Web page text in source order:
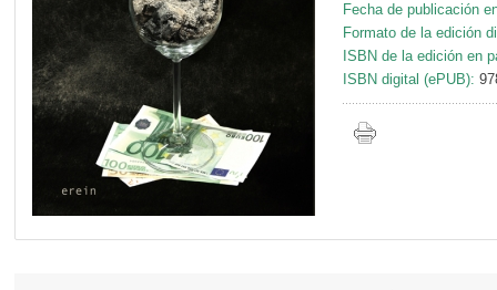
Fecha de publicación
Formato de la edición
ISBN de la edición en
ISBN digital (ePUB):